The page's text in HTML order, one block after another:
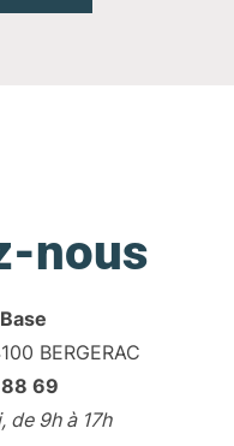
nous
BERGERAC
69
de 9h à 17h